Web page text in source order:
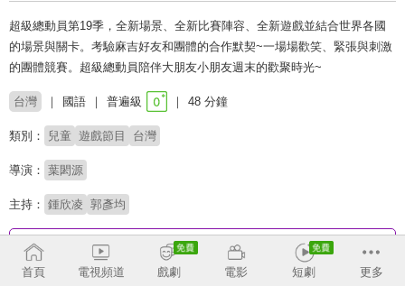
超級總動員第19季，全新場景、全新比賽陣容、全新遊戲並結合世界各國
的場景與關卡。考驗麻吉好友和團體的合作默契~一場場歡笑、緊張與刺激
的團體競賽。超級總動員陪伴大朋友小朋友週末的歡聚時光~
台灣 國語 普遍級 48 分鐘
類別： 兒童 遊戲節目 台灣
導演： 葉閎源
主持： 鍾欣凌 郭彥均
收回
首頁
電視頻道 戲劇 電影 短劇 更多